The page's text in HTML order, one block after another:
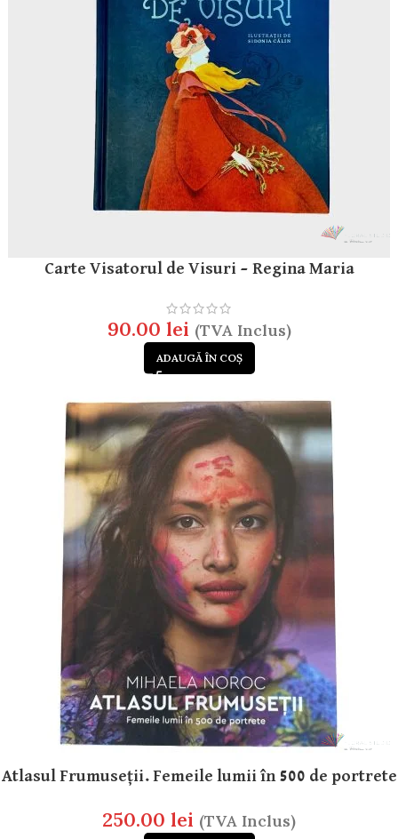
Carte Visatorul de Visuri – Regina Maria
90.00 lei (TVA Inclus)
ADAUGĂ ÎN COȘ
Atlasul Frumuseții. Femeile lumii în 500 de portrete
250.00 lei (TVA Inclus)